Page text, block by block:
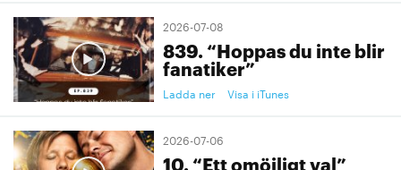
2026-07-08
839. “Hoppas du inte blir
fanatiker”
Ladda ner Visa i iTunes
2026-07-06
10. “Ett omöjligt val”